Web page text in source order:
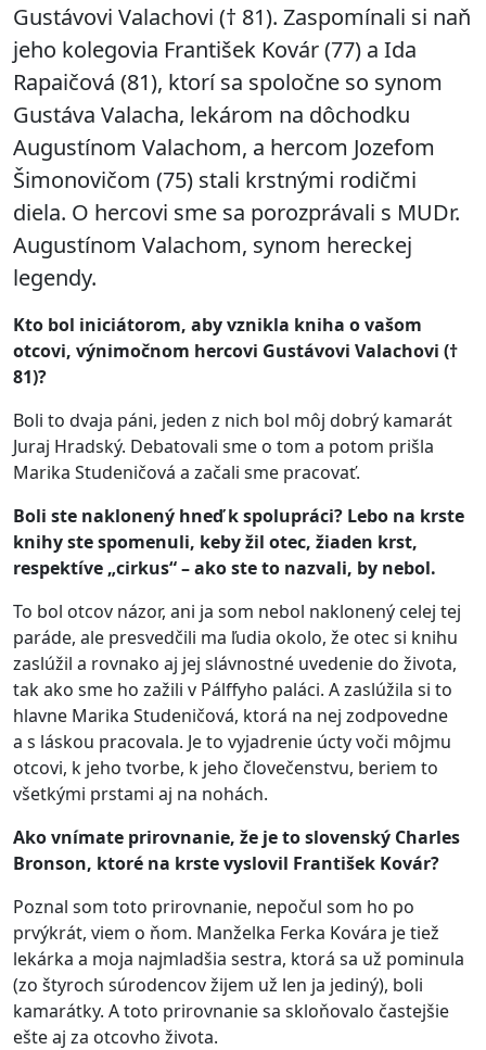
Gustávovi Valachovi († 81). Zaspomínali si naň
jeho kolegovia František Kovár (77) a Ida
Rapaičová (81), ktorí sa spoločne so synom
Gustáva Valacha, lekárom na dôchodku
Augustínom Valachom, a hercom Jozefom
Šimonovičom (75) stali krstnými rodičmi
diela. O hercovi sme sa porozprávali s MUDr.
Augustínom Valachom, synom hereckej
legendy.
Kto bol iniciátorom, aby vznikla kniha o vašom
otcovi, výnimočnom hercovi Gustávovi Valachovi (†
81)?
Boli to dvaja páni, jeden z nich bol môj dobrý kamarát
Juraj Hradský. Debatovali sme o tom a potom prišla
Marika Studeničová a začali sme pracovať.
Boli ste naklonený hneď k spolupráci? Lebo na krste
knihy ste spomenuli, keby žil otec, žiaden krst,
respektíve „cirkus“ – ako ste to nazvali, by nebol.
To bol otcov názor, ani ja som nebol naklonený celej tej
paráde, ale presvedčili ma ľudia okolo, že otec si knihu
zaslúžil a rovnako aj jej slávnostné uvedenie do života,
tak ako sme ho zažili v Pálffyho paláci. A zaslúžila si to
hlavne Marika Studeničová, ktorá na nej zodpovedne
a s láskou pracovala. Je to vyjadrenie úcty voči môjmu
otcovi, k jeho tvorbe, k jeho človečenstvu, beriem to
všetkými prstami aj na nohách.
Ako vnímate prirovnanie, že je to slovenský Charles
Bronson, ktoré na krste vyslovil František Kovár?
Poznal som toto prirovnanie, nepočul som ho po
prvýkrát, viem o ňom. Manželka Ferka Kovára je tiež
lekárka a moja najmladšia sestra, ktorá sa už pominula
(zo štyroch súrodencov žijem už len ja jediný), boli
kamarátky. A toto prirovnanie sa skloňovalo častejšie
ešte aj za otcovho života.